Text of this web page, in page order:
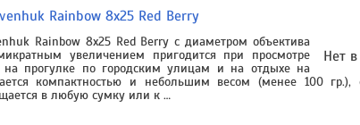
Нет
Rainbow 8x25 Red Berry
Rainbow 8x25 Red Berry с диаметром объектива
увеличением пригодится при просмотре
на прогулке по городским улицам и на отдыхе на
компактностью и небольшим весом (менее 100 гр.),
в любую сумку или к …